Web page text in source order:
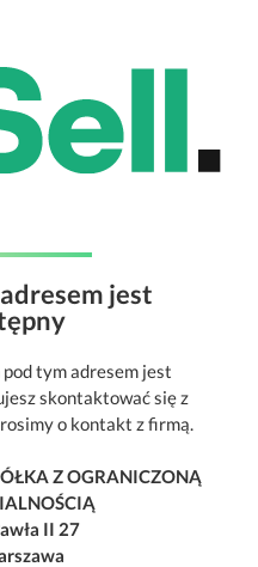
jest
tym adresem jest
skontaktować się z
o kontakt z firmą.
Z OGRANICZONĄ
II 27